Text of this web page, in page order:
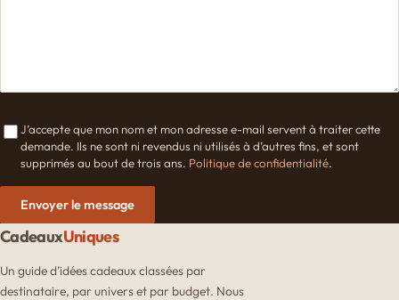
J’accepte que mon nom et mon adresse e-mail servent à traiter cette
demande. Ils ne sont ni revendus ni utilisés à d’autres fins, et sont
supprimés au bout de trois ans. Politique de confidentialité.
Envoyer le message
CadeauxUniques
Un guide d’idées cadeaux classées par
destinataire, par univers et par budget. Nous